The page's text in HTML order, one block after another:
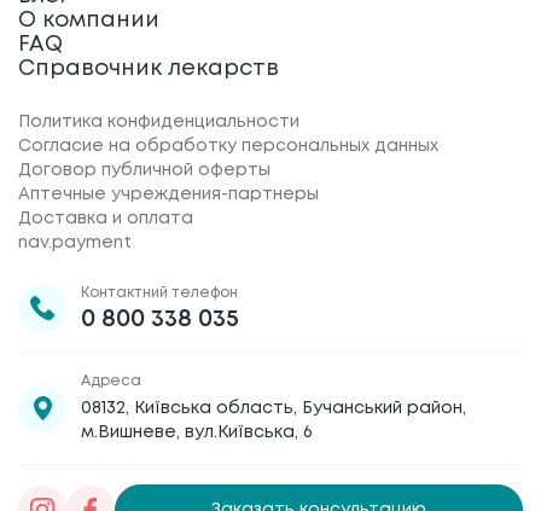
О компании
FAQ
Справочник лекарств
Политика конфиденциальности
Согласие на обработку персональных данных
Договор публичной оферты
Аптечные учреждения-партнеры
Доставка и оплата
nav.payment
Контактний телефон
0 800 338 035
Адреса
08132, Київська область, Бучанський район,
м.Вишневе, вул.Київська, 6